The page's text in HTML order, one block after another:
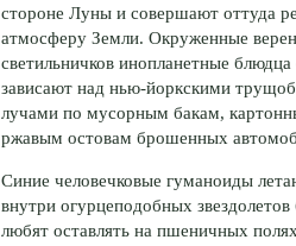
стороне Луны и совершают оттуда
атмосферу Земли. Окруженные
светильничков инопланетные
зависают над нью-йоркскими
лучами по мусорным бакам,
ржавым остовам брошенных
Синие человечковые гуманоиды
внутри огурцеподобных звездолетов
любят оставлять на пшеничных